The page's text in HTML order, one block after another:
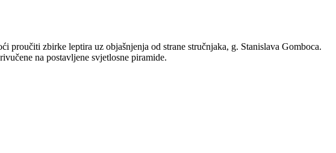
zbirke leptira uz objašnjenja od strane stručnjaka, g. Stanislava Gomboca.
na postavljene svjetlosne piramide.